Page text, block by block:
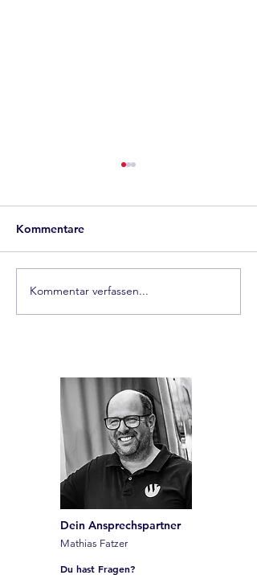
PUSHrack
Kommentare
Kommentar verfassen...
Dein Ansprechspartner
Mathias Fatzer
Du hast Fragen?